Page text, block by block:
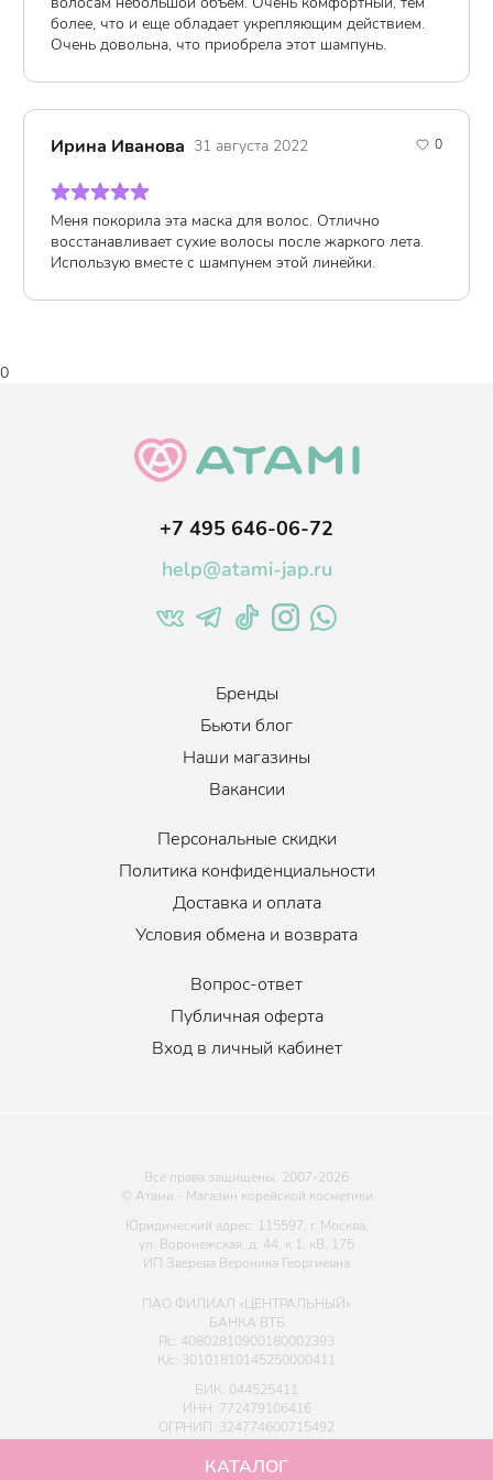
Подходитдлявьющихся, осветленных, окрашенных,
поврежденных, тонких, тусклых волос.
Возраст:15+
Тип волос:Окрашенные, Сухие, Поврежденные, Ломкие,
Тип кожи:Все типы кожи
Когда использовать :По необходимости, 1-3 раза в неделю,
Ежедневно
более, что и еще обладает укрепляющим действием.
Очень довольна, что приобрела этот шампунь.
Ирина Иванова 31 августа 2022
Меня покорила эта маска для волос. Отлично
восстанавливает сухие волосы после жаркого лета.
Использую вместе с шампунем этой линейки.
0
0
+7 495 646-06-72
help@atami-jap.ru
Бренды
Бьюти блог
Наши магазины
Вакансии
Персональные скидки
Политика конфиденциальности
Доставка и оплата
Условия обмена и возврата
Вопрос-ответ
Публичная оферта
Вход в личный кабинет
Все права защищены. 2007-2026
© Атами - Магазин корейской косметики
Юридический адрес: 115597, г. Москва,
ул. Воронежская, д. 44, к 1, кВ. 175
ИП Зверева Вероника Георгиевна
ПАО ФИЛИАЛ «ЦЕНТРАЛЬНЫЙ»
БАНКА ВТБ
Р/с: 40802810900180002393
К/с: 30101810145250000411
БИК: 044525411
ИНН: 772479106416
ОГРНИП: 324774600715492
КАТАЛОГ